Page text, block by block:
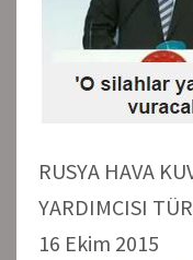
RUSYA HAVA
YARDIMCISI
16 Ekim 2015